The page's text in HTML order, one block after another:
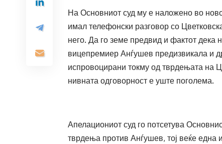
На Основниот суд му е наложено во
имал телефонски разговор со
него. Да го земе предвид и фактот дека
вицепремиер Анѓушев предизвикала и
испровоцирани токму од тврдењата на
нивната одговорност е уште поголема.
Апелациониот суд го потсетува
тврдења против Анѓушев, тој веќе една